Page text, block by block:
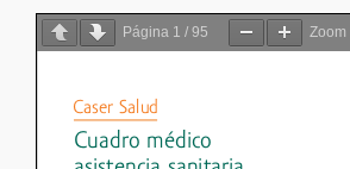
Página 1 / 95 Zoom